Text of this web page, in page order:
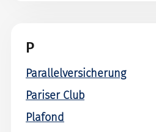
P
Parallelversicherung
Pariser Club
Plafond